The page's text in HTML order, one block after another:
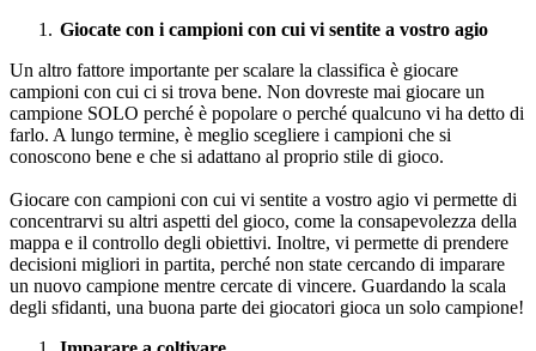
Giocate con i campioni con cui vi sentite a vostro agio
Un altro fattore importante per scalare la classifica è giocare
campioni con cui ci si trova bene. Non dovreste mai giocare un
campione SOLO perché è popolare o perché qualcuno vi ha detto di
farlo. A lungo termine, è meglio scegliere i campioni che si
conoscono bene e che si adattano al proprio stile di gioco.
Giocare con campioni con cui vi sentite a vostro agio vi permette di
concentrarvi su altri aspetti del gioco, come la consapevolezza della
mappa e il controllo degli obiettivi. Inoltre, vi permette di prendere
decisioni migliori in partita, perché non state cercando di imparare
un nuovo campione mentre cercate di vincere. Guardando la scala
degli sfidanti, una buona parte dei giocatori gioca un solo campione!